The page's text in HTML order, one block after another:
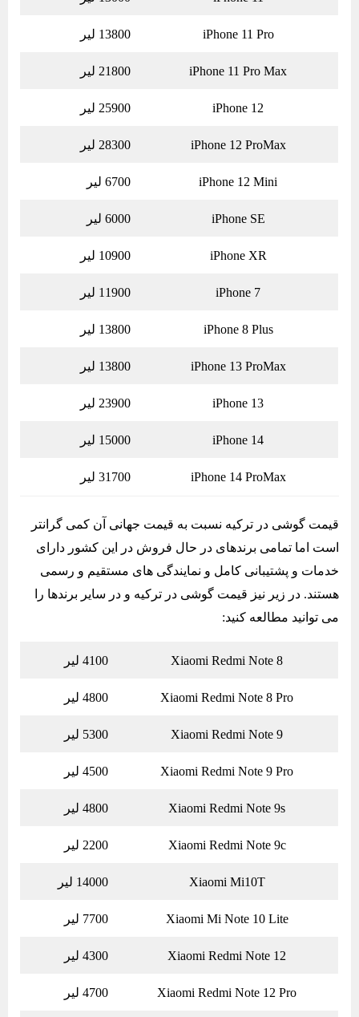
iPhone 11 Pro 13800 لیر
iPhone 11 Pro Max 21800 لیر
iPhone 12 25900 لیر
iPhone 12 ProMax 28300 لیر
iPhone 12 Mini 6700 لیر
iPhone SE 6000 لیر
iPhone XR 10900 لیر
iPhone 7 11900 لیر
iPhone 8 Plus 13800 لیر
iPhone 13 ProMax 13800 لیر
iPhone 13 23900 لیر
iPhone 14 15000 لیر
iPhone 14 ProMax 31700 لیر
قیمت گوشی در ترکیه نسبت به قیمت جهانی آن کمی گرانتر
است اما تمامی برندهای در حال فروش در این کشور دارای
خدمات و پشتیبانی کامل و نمایندگی های مستقیم و رسمی
هستند. در زیر نیز قیمت گوشی در ترکیه و در سایر برندها را
می توانید مطالعه کنید:
Xiaomi Redmi Note 8 4100 لیر
Xiaomi Redmi Note 8 Pro 4800 لیر
Xiaomi Redmi Note 9 5300 لیر
Xiaomi Redmi Note 9 Pro 4500 لیر
Xiaomi Redmi Note 9s 4800 لیر
Xiaomi Redmi Note 9c 2200 لیر
Xiaomi Mi10T 14000 لیر
Xiaomi Mi Note 10 Lite 7700 لیر
Xiaomi Redmi Note 12 4300 لیر
Xiaomi Redmi Note 12 Pro 4700 لیر